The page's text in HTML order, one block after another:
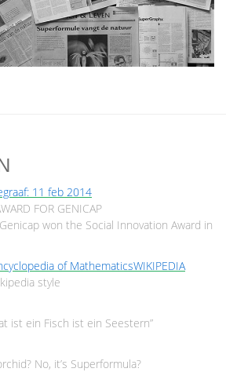
11 feb 2014
FOR GENICAP
won the Social Innovation Award in
of MathematicsWIKIPEDIA
style
ist ein Fisch ist ein Seestern”
No, it’s Superformula?